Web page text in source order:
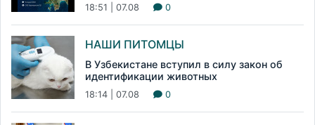
18:51 | 07.08 0
НАШИ ПИТОМЦЫ
В Узбекистане вступил в силу закон об
идентификации животных
18:14 | 07.08 0